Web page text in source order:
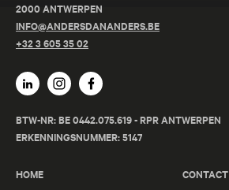
2000 ANTWERPEN
INFO@ANDERSDANANDERS.BE
+32 3 605 35 02
BTW-NR: BE 0442.075.619 - RPR ANTWERPEN
ERKENNINGSNUMMER: 5147
HOME
CONTACT